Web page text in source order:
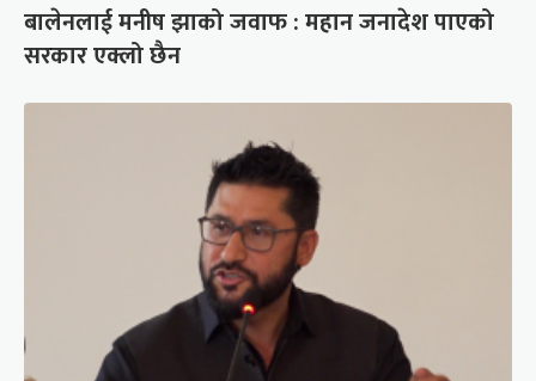
बालेनलाई मनीष झाको जवाफ : महान जनादेश पाएको
सरकार एक्लो छैन